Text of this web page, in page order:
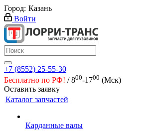
Город: Казань
Войти
+7 (8552) 25-55-30
Бесплатно по РФ! / 800-1700 (Мск)
Оставить заявку
Каталог запчастей
Карданные валы